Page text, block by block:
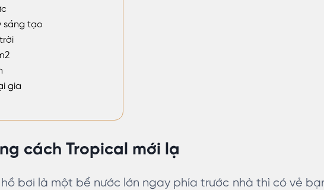
sáng tạo
gia
cách Tropical mới lạ
bơi là một bể nước lớn ngay phía trước nhà thì có vẻ